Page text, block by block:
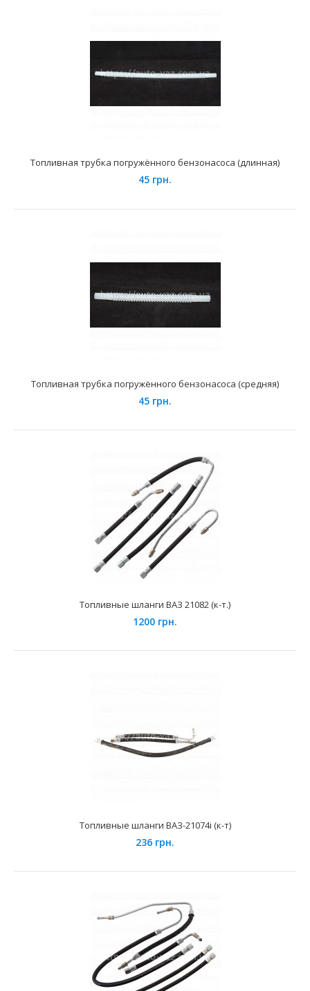
2112 и их модификаций укомплектованных инже..
подача+обратка
1200 грн.
Применение на автомобилях семейства ВАЗ-21213, 21214
"Нива Тайга" и их модификаций укомплектованных ..
Магистраль топливная ВАЗ-21214 "Niva 4x4" (к-т 2 шт.)
подача+обратка нов.обр.
4X4 и их модификаций укомплектованных электронной..
Магистраль топливная ВАЗ-2123 "Niva Chevrolet" (к-т 2
шт.) подача+обратка
450 грн.
Топливная трубка погружённого бензонасоса (длинная)
45 грн.
Топливная трубка погружённого бензонасоса (средняя)
45 грн.
Топливные шланги ВАЗ 21082 (к-т.)
1200 грн.
Топливные шланги ВАЗ-21074i (к-т)
236 грн.